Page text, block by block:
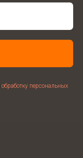
обработку персональных